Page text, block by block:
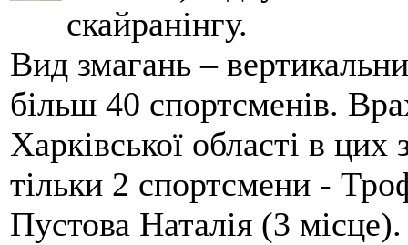
скайранінгу.
Вид змагань –
більш 40 спортсменів.
Харківської області в
тільки 2 спортсмени -
Пустова Наталія (3 місце).